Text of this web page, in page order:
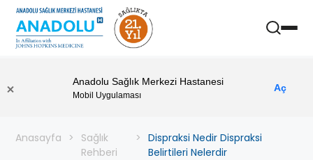
Anadolu Sağlık Merkezi Hastanesi
Mobil Uygulaması
Aç
Anasayfa
Sağlık
Rehberi
Dispraksi Nedir Dispraksi
Belirtileri Nelerdir